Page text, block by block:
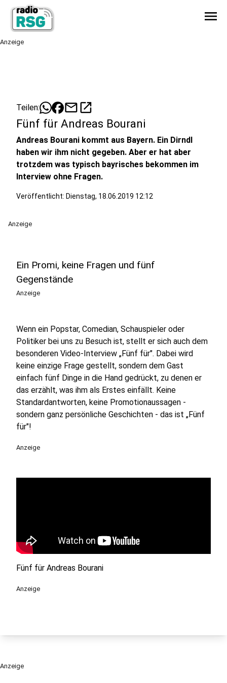
menu
Anzeige
Teilen: mailopen_in_new
Fünf für Andreas Bourani
Andreas Bourani kommt aus Bayern. Ein Dirndl
haben wir ihm nicht gegeben. Aber er hat aber
trotzdem was typisch bayrisches bekommen im
Interview ohne Fragen.
Veröffentlicht: Dienstag, 18.06.2019 12:12
Anzeige
Ein Promi, keine Fragen und fünf
Gegenstände
Anzeige
Wenn ein Popstar, Comedian, Schauspieler oder
Politiker bei uns zu Besuch ist, stellt er sich auch dem
besonderen Video-Interview „Fünf für". Dabei wird
keine einzige Frage gestellt, sondern dem Gast
einfach fünf Dinge in die Hand gedrückt, zu denen er
das erzählt, was ihm als Erstes einfällt. Keine
Standardantworten, keine Promotionaussagen -
sondern ganz persönliche Geschichten - das ist „Fünf
für"!
Anzeige
Fünf für Andreas Bourani
Anzeige
Anzeige